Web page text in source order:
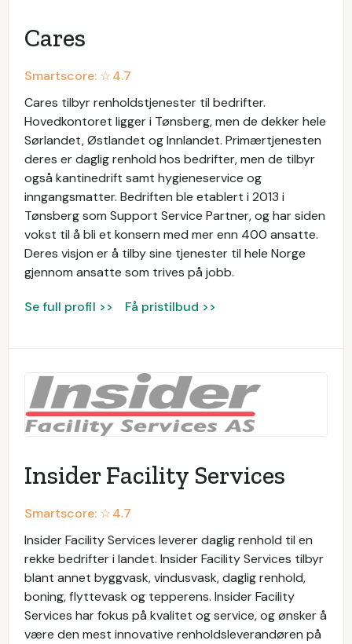
Cares
Smartscore: ☆4.7
Cares tilbyr renholdstjenester til bedrifter.
Hovedkontoret ligger i Tønsberg, men de dekker hele
Sørlandet, Østlandet og Innlandet. Primærtjenesten
deres er daglig renhold hos bedrifter, men de tilbyr
også kantinedrift samt hygieneservice og
inngangsmatter. Bedriften ble etablert i 2013 i
Tønsberg som Support Service Partner, og har siden
vokst til å bli et konsern med mer enn 400 ansatte.
Deres visjon er å tilby sine tjenester til hele Norge
gjennom ansatte som trives på jobb.
Se full profil >> Få pristilbud >>
Insider Facility Services
Smartscore: ☆4.7
Insider Facility Services leverer daglig renhold til en
rekke bedrifter i landet. Insider Facility Services tilbyr
blant annet byggvask, vindusvask, daglig renhold,
boning, flyttevask og tepperens. Insider Facility
Services har fokus på kvalitet og service, og ønsker å
være den mest innovative renholdsleverandøren på